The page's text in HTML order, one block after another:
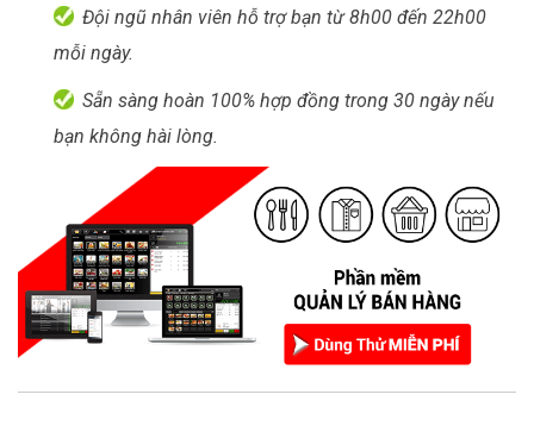
Đội ngũ nhân viên hỗ trợ bạn từ 8h00 đến 22h00
mỗi ngày.
Sẵn sàng hoàn 100% hợp đồng trong 30 ngày nếu
bạn không hài lòng.